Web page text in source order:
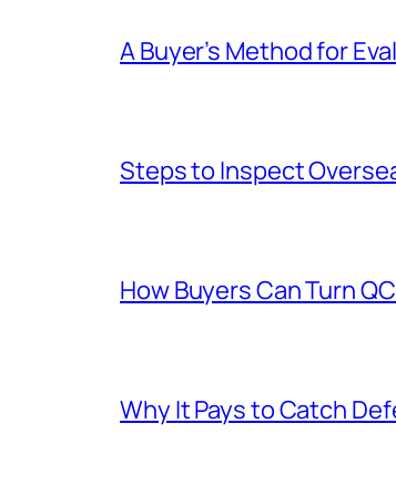
A Buyer’s Method for
Steps to Inspect
How Buyers Can Turn
Why It Pays to Catch